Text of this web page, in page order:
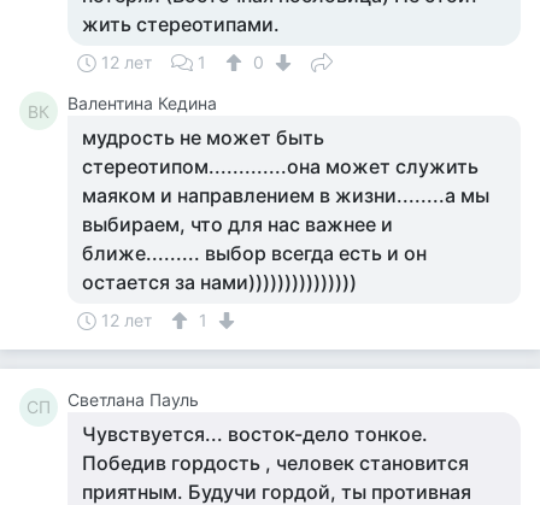
жить стереотипами.
12 лет 1 0
ВК Валентина Кедина
мудрость не может быть
стереотипом.............она может служить
маяком и направлением в жизни........а мы
выбираем, что для нас важнее и
ближе......... выбор всегда есть и он
остается за нами)))))))))))))))
12 лет 1
СП Светлана Пауль
Чувствуется... восток-дело тонкое.
Победив гордость , человек становится
приятным. Будучи гордой, ты противная